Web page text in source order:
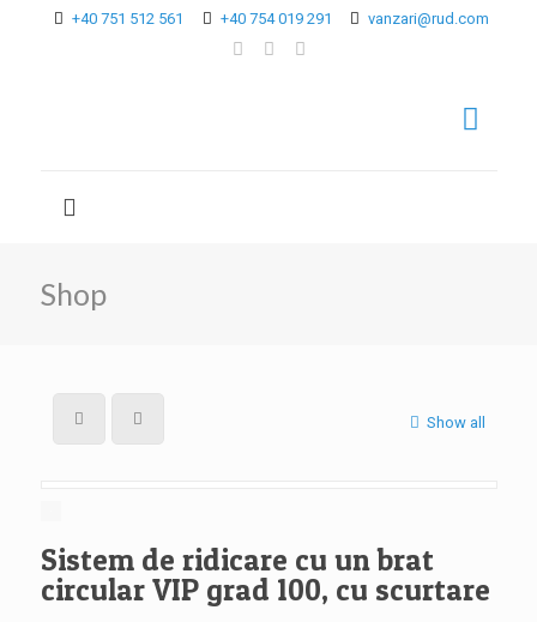
+40 751 512 561 +40 754 019 291 vanzari@rud.com
Shop
Show all
Sistem de ridicare cu un brat
circular VIP grad 100, cu scurtare